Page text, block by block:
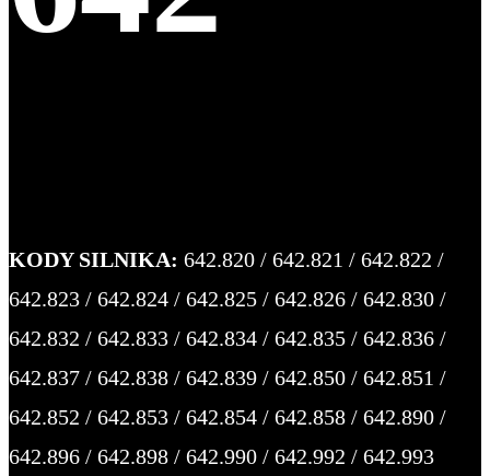
KODY SILNIKA: 642.820 / 642.821 / 642.822 /
642.823 / 642.824 / 642.825 / 642.826 / 642.830 /
642.832 / 642.833 / 642.834 / 642.835 / 642.836 /
642.837 / 642.838 / 642.839 / 642.850 / 642.851 /
642.852 / 642.853 / 642.854 / 642.858 / 642.890 /
642.896 / 642.898 / 642.990 / 642.992 / 642.993